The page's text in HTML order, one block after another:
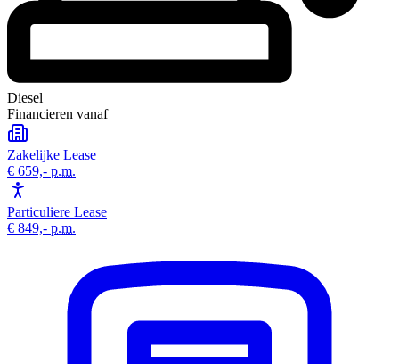
Diesel
Financieren vanaf
Zakelijke Lease
€ 659,- p.m.
Particuliere Lease
€ 849,- p.m.